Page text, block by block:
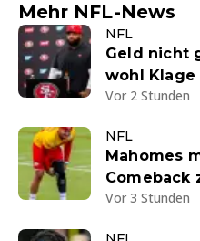
Mehr NFL-News
NFL
Geld nicht
wohl Klage
Vor 2 Stunden
NFL
Mahomes
Comeback
Vor 3 Stunden